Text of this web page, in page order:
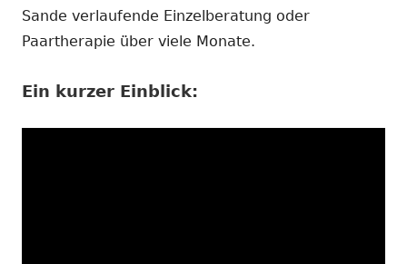
Sande verlaufende Einzelberatung oder
Paartherapie über viele Monate.
Ein kurzer Einblick: